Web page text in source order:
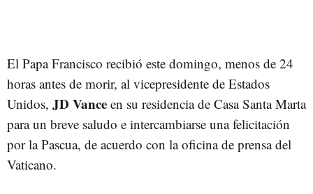
El Papa Francisco recibió este domingo, menos de 24
horas antes de morir, al vicepresidente de Estados
Unidos, JD Vance en su residencia de Casa Santa Marta
para un breve saludo e intercambiarse una felicitación
por la Pascua, de acuerdo con la oficina de prensa del
Vaticano.